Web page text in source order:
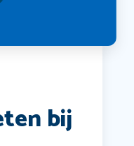
bij